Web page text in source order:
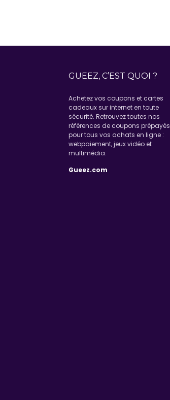
GUEEZ, C’EST QUOI ?
Achetez vos coupons et cartes
cadeaux sur internet en toute
sécurité. Retrouvez toutes nos
références de coupons prépayés
pour tous vos achats en ligne :
webpaiement, jeux vidéo et
multimédia.
Gueez.com